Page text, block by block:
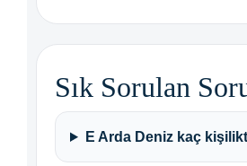
Sık Sorulan
E Arda Deniz kaç